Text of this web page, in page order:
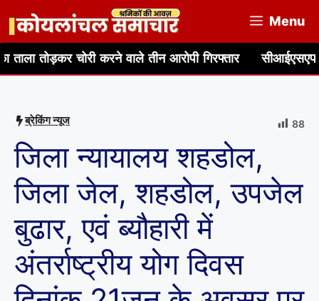
content
Menu
करने वाले तीन आरोपी गिरफ्तार सीआईएसएफ, बीसीसीएल
ब्रेकिंग न्यूज 88
जिला न्यायालय शहडोल,
जिला जेल, शहडोल, उपजेल
बुढार, एवं ब्यौहारी में
अंतर्राष्ट्रीय योग दिवस